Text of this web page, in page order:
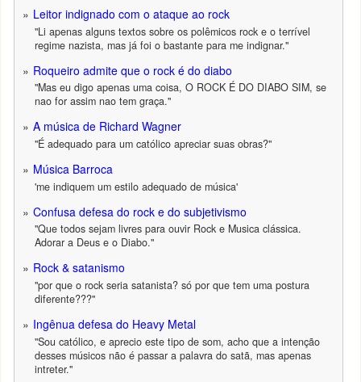
Leitor indignado com o ataque ao rock
"Li apenas alguns textos sobre os polêmicos rock e o terrível
regime nazista, mas já foi o bastante para me indignar."
Roqueiro admite que o rock é do diabo
"Mas eu digo apenas uma coisa, O ROCK É DO DIABO SIM, se
nao for assim nao tem graça."
A música de Richard Wagner
"É adequado para um católico apreciar suas obras?"
Música Barroca
'me indiquem um estilo adequado de música'
Confusa defesa do rock e do subjetivismo
"Que todos sejam livres para ouvir Rock e Musica clássica.
Adorar a Deus e o Diabo."
Rock & satanismo
"por que o rock seria satanista? só por que tem uma postura
diferente???"
Ingênua defesa do Heavy Metal
"Sou católico, e aprecio este tipo de som, acho que a intenção
desses músicos não é passar a palavra do satã, mas apenas
intreter."